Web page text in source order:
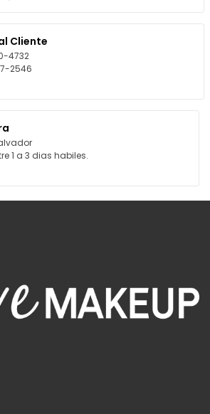
Cliente
4732
2546
1 a 3 dias habiles.